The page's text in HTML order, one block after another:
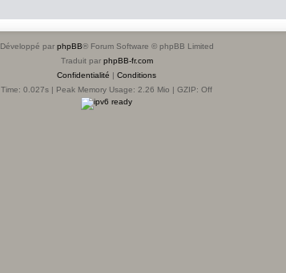
Développé par phpBB® Forum Software © phpBB Limited
Traduit par phpBB-fr.com
Confidentialité | Conditions
Time: 0.027s | Peak Memory Usage: 2.26 Mio | GZIP: Off